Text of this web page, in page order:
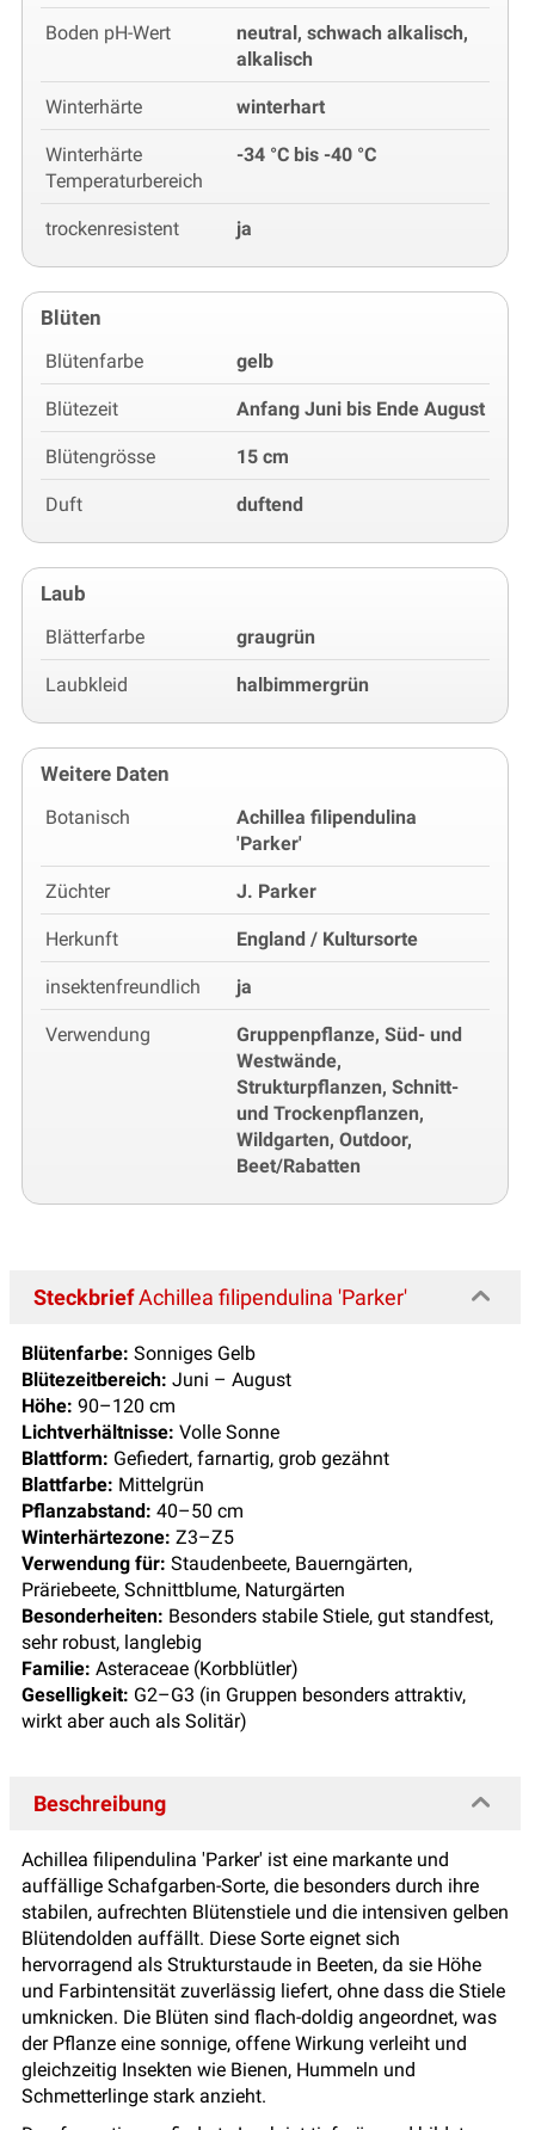
Boden pH-Wert
neutral, schwach alkalisch,
alkalisch
Winterhärte winterhart
Winterhärte
Temperaturbereich
-34 °C bis -40 °C
trockenresistent ja
Blüten
Blütenfarbe gelb
Blütezeit Anfang Juni bis Ende August
Blütengrösse 15 cm
Duft duftend
Laub
Blätterfarbe graugrün
Laubkleid halbimmergrün
Weitere Daten
Botanisch
Achillea filipendulina
'Parker'
Züchter J. Parker
Herkunft England / Kultursorte
insektenfreundlich ja
Verwendung
Gruppenpflanze, Süd- und
Westwände,
Strukturpflanzen, Schnitt-
und Trockenpflanzen,
Wildgarten, Outdoor,
Beet/Rabatten
SteckbriefAchillea filipendulina 'Parker'
Blütenfarbe: Sonniges Gelb
Blütezeitbereich: Juni – August
Höhe: 90–120 cm
Lichtverhältnisse: Volle Sonne
Blattform: Gefiedert, farnartig, grob gezähnt
Blattfarbe: Mittelgrün
Pflanzabstand: 40–50 cm
Winterhärtezone: Z3–Z5
Verwendung für: Staudenbeete, Bauerngärten,
Präriebeete, Schnittblume, Naturgärten
Besonderheiten: Besonders stabile Stiele, gut standfest,
sehr robust, langlebig
Familie: Asteraceae (Korbblütler)
Geselligkeit: G2–G3 (in Gruppen besonders attraktiv,
wirkt aber auch als Solitär)
Beschreibung
Achillea filipendulina 'Parker' ist eine markante und
auffällige Schafgarben-Sorte, die besonders durch ihre
stabilen, aufrechten Blütenstiele und die intensiven gelben
Blütendolden auffällt. Diese Sorte eignet sich
hervorragend als Strukturstaude in Beeten, da sie Höhe
und Farbintensität zuverlässig liefert, ohne dass die Stiele
umknicken. Die Blüten sind flach-doldig angeordnet, was
der Pflanze eine sonnige, offene Wirkung verleiht und
gleichzeitig Insekten wie Bienen, Hummeln und
Schmetterlinge stark anzieht.